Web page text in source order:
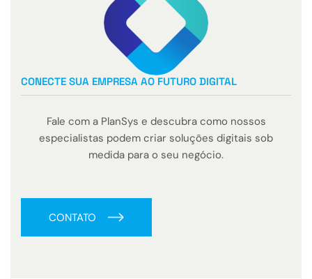
CONECTE SUA EMPRESA AO FUTURO DIGITAL
Fale com a PlanSys e descubra como nossos
especialistas podem criar soluções digitais sob
medida para o seu negócio.
CONTATO